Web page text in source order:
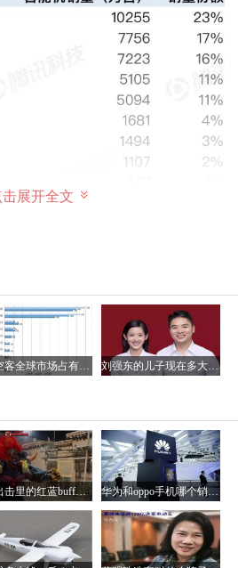
析
的看法不一样，小编认为华为手机
手机的专用性强一些，例如喜欢拍
手机多一些，oppo手机的外观
运行速度等方面比较强，更耐用，
击展开全文
波音空客全球市场占有率各多少，空客和波音的乘坐感受哪个好？ 刘强东的儿子现在多大了？刘强东儿子的妈妈是龚晓京吗
王者出击里的红蓝buff怎么做的？王者出击里跳舞软件叫什么 华为和oppo手机哪个销量好？华为手机与oppo性价比分析